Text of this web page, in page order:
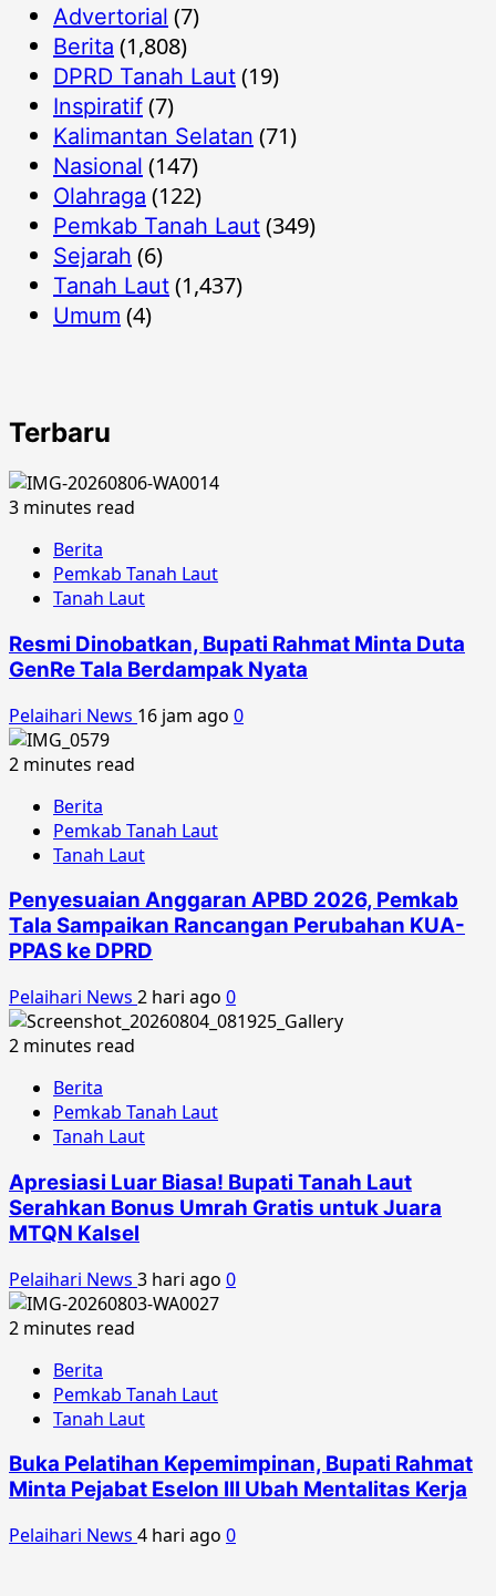
Advertorial (7)
Berita (1,808)
DPRD Tanah Laut (19)
Inspiratif (7)
Kalimantan Selatan (71)
Nasional (147)
Olahraga (122)
Pemkab Tanah Laut (349)
Sejarah (6)
Tanah Laut (1,437)
Umum (4)
Terbaru
3 minutes read
Berita
Pemkab Tanah Laut
Tanah Laut
Resmi Dinobatkan, Bupati Rahmat Minta Duta
GenRe Tala Berdampak Nyata
Pelaihari News 16 jam ago 0
2 minutes read
Berita
Pemkab Tanah Laut
Tanah Laut
Penyesuaian Anggaran APBD 2026, Pemkab
Tala Sampaikan Rancangan Perubahan KUA-
PPAS ke DPRD
Pelaihari News 2 hari ago 0
2 minutes read
Berita
Pemkab Tanah Laut
Tanah Laut
Apresiasi Luar Biasa! Bupati Tanah Laut
Serahkan Bonus Umrah Gratis untuk Juara
MTQN Kalsel
Pelaihari News 3 hari ago 0
2 minutes read
Berita
Pemkab Tanah Laut
Tanah Laut
Buka Pelatihan Kepemimpinan, Bupati Rahmat
Minta Pejabat Eselon III Ubah Mentalitas Kerja
Pelaihari News 4 hari ago 0